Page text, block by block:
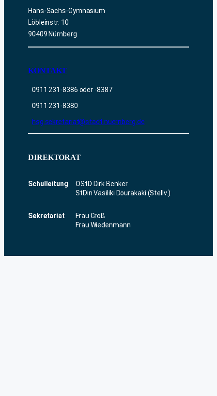
Hans-Sachs-Gymnasium
Löbleinstr. 10
90409 Nürnberg
KONTAKT
0911 231-8386 oder -8387
0911 231-8380
hsg.sekretariat@stadt.nuernberg.de
DIREKTORAT
Schulleitung
OStD Dirk Benker
StDin Vasiliki Dourakaki (Stellv.)
Sekretariat
Frau Groß
Frau Wiedenmann